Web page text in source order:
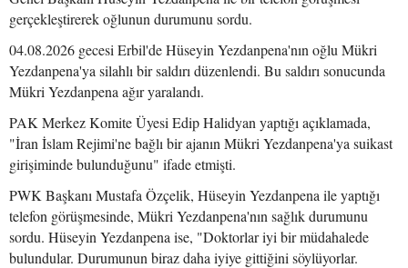
gerçekleştirerek oğlunun durumunu sordu.
04.08.2026 gecesi Erbil'de Hüseyin Yezdanpena'nın oğlu Mükri
Yezdanpena'ya silahlı bir saldırı düzenlendi. Bu saldırı sonucunda
Mükri Yezdanpena ağır yaralandı.
PAK Merkez Komite Üyesi Edip Halidyan yaptığı açıklamada,
"İran İslam Rejimi'ne bağlı bir ajanın Mükri Yezdanpena'ya suikast
girişiminde bulunduğunu" ifade etmişti.
PWK Başkanı Mustafa Özçelik, Hüseyin Yezdanpena ile yaptığı
telefon görüşmesinde, Mükri Yezdanpena'nın sağlık durumunu
sordu. Hüseyin Yezdanpena ise, "Doktorlar iyi bir müdahalede
bulundular. Durumunun biraz daha iyiye gittiğini söylüyorlar.